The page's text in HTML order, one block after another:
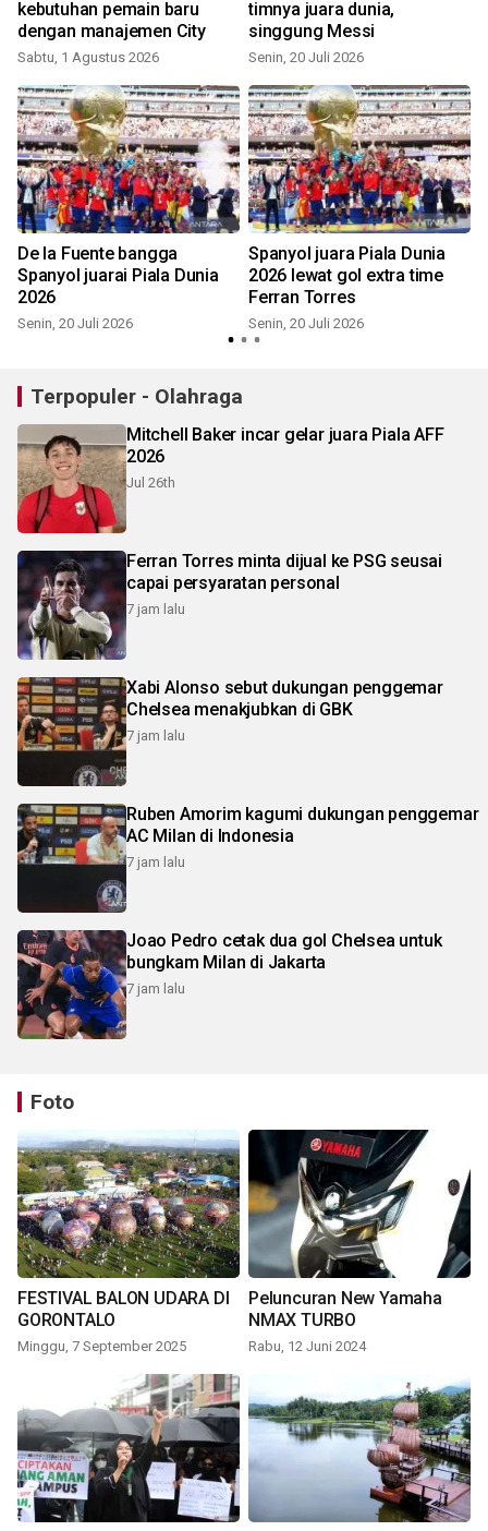
kebutuhan pemain baru
dengan manajemen City
Sabtu, 1 Agustus 2026
timnya juara dunia,
singgung Messi
Senin, 20 Juli 2026
De la Fuente bangga
Spanyol juarai Piala Dunia
2026
Senin, 20 Juli 2026
Spanyol juara Piala Dunia
2026 lewat gol extra time
Ferran Torres
Senin, 20 Juli 2026
Terpopuler - Olahraga
Mitchell Baker incar gelar juara Piala AFF
2026
Jul 26th
Ferran Torres minta dijual ke PSG seusai
capai persyaratan personal
7 jam lalu
Xabi Alonso sebut dukungan penggemar
Chelsea menakjubkan di GBK
7 jam lalu
Ruben Amorim kagumi dukungan penggemar
AC Milan di Indonesia
7 jam lalu
Joao Pedro cetak dua gol Chelsea untuk
bungkam Milan di Jakarta
7 jam lalu
Foto
FESTIVAL BALON UDARA DI
GORONTALO
Minggu, 7 September 2025
Peluncuran New Yamaha
NMAX TURBO
Rabu, 12 Juni 2024